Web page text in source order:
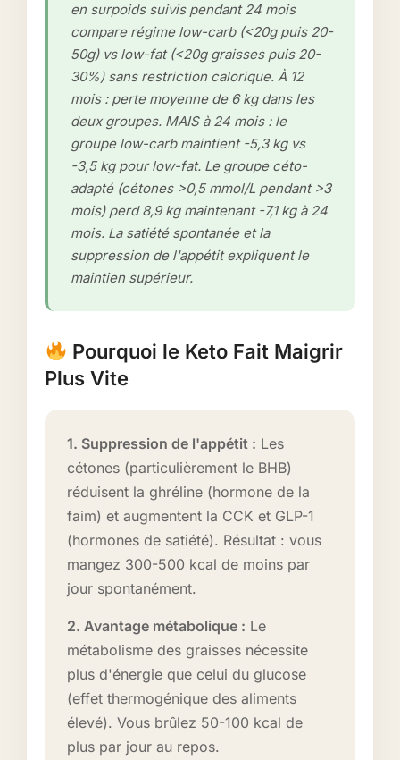
en surpoids suivis pendant 24 mois
compare régime low-carb (<20g puis 20-
50g) vs low-fat (<20g graisses puis 20-
30%) sans restriction calorique. À 12
mois : perte moyenne de 6 kg dans les
deux groupes. MAIS à 24 mois : le
groupe low-carb maintient -5,3 kg vs
-3,5 kg pour low-fat. Le groupe céto-
adapté (cétones >0,5 mmol/L pendant >3
mois) perd 8,9 kg maintenant -7,1 kg à 24
mois. La satiété spontanée et la
suppression de l'appétit expliquent le
maintien supérieur.
Pourquoi le Keto Fait Maigrir
Plus Vite
1. Suppression de l'appétit : Les
cétones (particulièrement le BHB)
réduisent la ghréline (hormone de la
faim) et augmentent la CCK et GLP-1
(hormones de satiété). Résultat : vous
mangez 300-500 kcal de moins par
jour spontanément.
2. Avantage métabolique : Le
métabolisme des graisses nécessite
plus d'énergie que celui du glucose
(effet thermogénique des aliments
élevé). Vous brûlez 50-100 kcal de
plus par jour au repos.